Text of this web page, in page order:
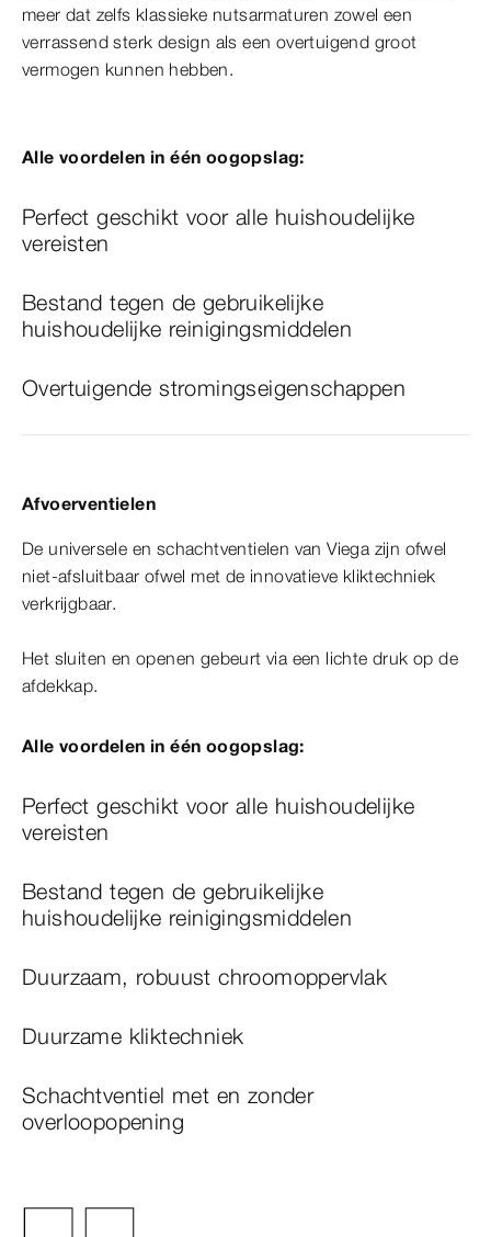
meer dat zelfs klassieke nutsarmaturen zowel een
verrassend sterk design als een overtuigend groot
vermogen kunnen hebben.
Alle voordelen in één oogopslag:
Perfect geschikt voor alle huishoudelijke
vereisten
Bestand tegen de gebruikelijke
huishoudelijke reinigingsmiddelen
Overtuigende stromingseigenschappen
Afvoerventielen
De universele en schachtventielen van Viega zijn ofwel
niet-afsluitbaar ofwel met de innovatieve kliktechniek
verkrijgbaar.
Het sluiten en openen gebeurt via een lichte druk op de
afdekkap.
Alle voordelen in één oogopslag:
Perfect geschikt voor alle huishoudelijke
vereisten
Bestand tegen de gebruikelijke
huishoudelijke reinigingsmiddelen
Duurzaam, robuust chroomoppervlak
Duurzame kliktechniek
Schachtventiel met en zonder
overloopopening